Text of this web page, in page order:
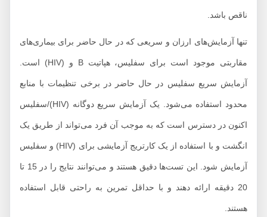
ناقص باشد.
تنها آزمایش‌های ارزان و سریعی که در حال حاضر برای بیماری‌های
مقاربتی موجود است برای سفلیس، هپاتیت B و (HIV) است.
آزمایش سریع سفلیس در حال حاضر در برخی تنظیمات با منابع
محدود استفاده می‌شود. یک آزمایش سریع دوگانه (HIV)/سفلیس
اکنون در دسترس است که به موجب آن فرد می‌تواند از طریق یک
انگشت و با استفاده از یک کارتریج آزمایشی برای (HIV) و سفلیس
آزمایش شود. این تست‌ها دقیق هستند و می‌توانند نتایج را در 15 تا
20 دقیقه ارائه دهند و با حداقل تمرین به راحتی قابل استفاده
هستند.